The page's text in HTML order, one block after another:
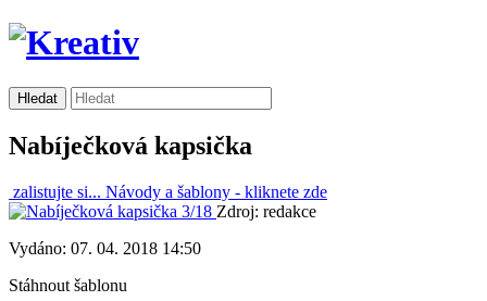
Nabíječková kapsička
zalistujte si... Návody a šablony - kliknete zde
Zdroj: redakce
Vydáno: 07. 04. 2018 14:50
Stáhnout šablonu